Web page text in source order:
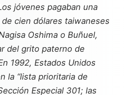
jóvenes pagaban una
cien dólares taiwaneses
Oshima o Buñuel,
del grito paterno de
1992, Estados Unidos
la “lista prioritaria de
Especial 301; las